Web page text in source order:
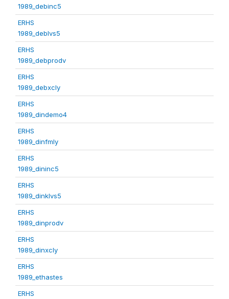
1989_debinc5
ERHS
1989_deblvs5
ERHS
1989_debprodv
ERHS
1989_debxcly
ERHS
1989_dindemo4
ERHS
1989_dinfmly
ERHS
1989_dininc5
ERHS
1989_dinklvs5
ERHS
1989_dinprodv
ERHS
1989_dinxcly
ERHS
1989_ethastes
ERHS